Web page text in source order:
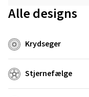
Alle designs
Krydseger
Stjernefælge